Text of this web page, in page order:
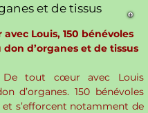
et de tissus
Louis, 150 bénévoles
d’organes et de tissus
De tout cœur avec Louis
d’organes. 150 bénévoles
s’efforcent notamment de